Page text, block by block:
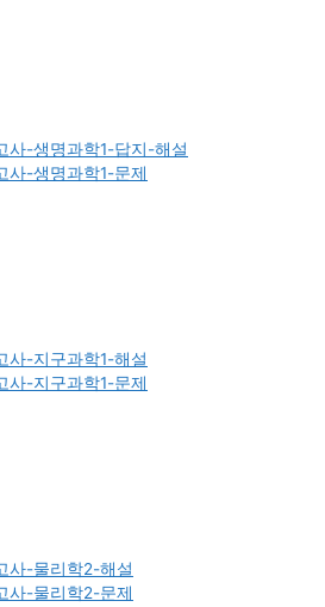
-생명과학1-답지-해설
-생명과학1-문제
-지구과학1-해설
-지구과학1-문제
사-물리학2-해설
사-물리학2-문제